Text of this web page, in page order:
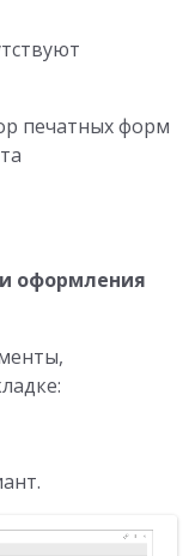
печатных форм
оформления